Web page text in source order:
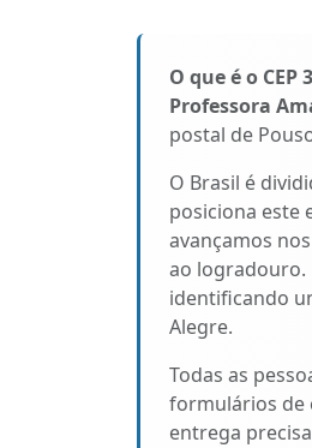
O que é o CEP
Professora
postal de
O Brasil é
posiciona este
avançamos
ao logradouro.
identificando
Alegre.
Todas as
formulários de
entrega